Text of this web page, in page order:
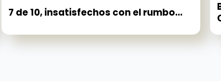
7 de 10, insatisfechos con el rumbo...